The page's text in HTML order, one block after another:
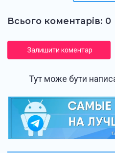
Всього коментарів: 0
Залишити коментар
Тут може бути